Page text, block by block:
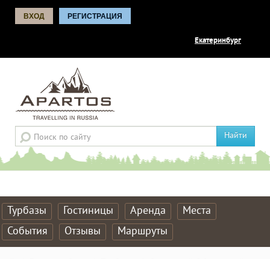
ВХОД РЕГИСТРАЦИЯ
Екатеринбург
Найти
Турбазы Гостиницы Аренда
Места
События
Отзывы Маршруты